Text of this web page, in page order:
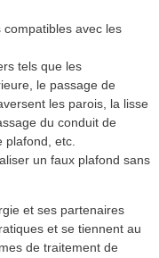
compatibles avec les
tels que les
le passage de
les parois, la lisse
du conduit de
plafond, etc.
un faux plafond sans
et ses partenaires
et se tiennent au
de traitement de